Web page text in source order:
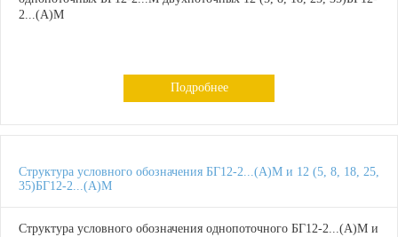
2...(А)М
Подробнее
Структура условного обозначения БГ12-2...(А)М и 12 (5, 8, 18, 25,
35)БГ12-2...(А)М
Структура условного обозначения однопоточного БГ12-2...(А)М и